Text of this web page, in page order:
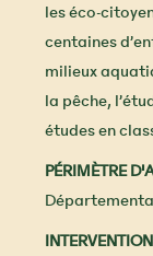
les éco-
centaines
milieux
la pêche,
études en
PÉRIMÈTRE